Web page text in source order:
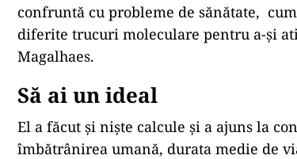
confruntă cu probleme de sănătate,
diferite trucuri moleculare pentru a-și
Magalhaes.
Să ai un ideal
El a făcut și niște calcule și a ajuns la
îmbătrânirea umană, durata medie de